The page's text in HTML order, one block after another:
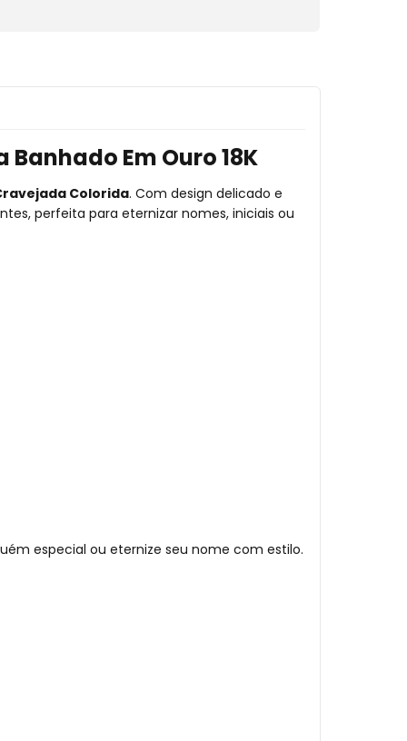
Em Ouro 18K
Colorida. Com design delicado e
perfeita para eternizar nomes, iniciais ou
especial ou eternize seu nome com estilo.